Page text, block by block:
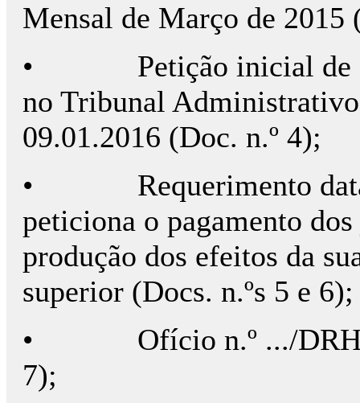
Mensal de Março de 2015
•
Petição inicial
no Tribunal
09.01.2016 (Doc. n.º 4);
•
Requerimento
peticiona o pagamento
produção dos efeitos da
superior (Docs. n.ºs 5 e 6);
•
Ofício n.º .../
7);